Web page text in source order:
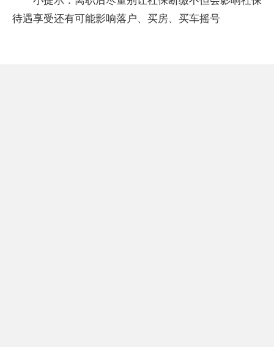
待遇享受还有可能影响落户、买房、买车摇号